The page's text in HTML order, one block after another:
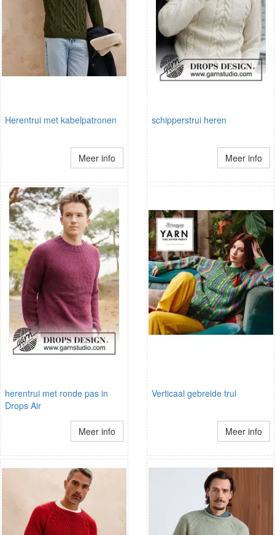
Herentrui met kabelpatronen
Meer info
schipperstrui heren
Meer info
herentrui met ronde pas in
Drops Air
Meer info
Verticaal gebreide trui
Meer info